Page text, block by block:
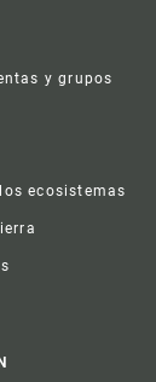
y grupos
ecosistemas